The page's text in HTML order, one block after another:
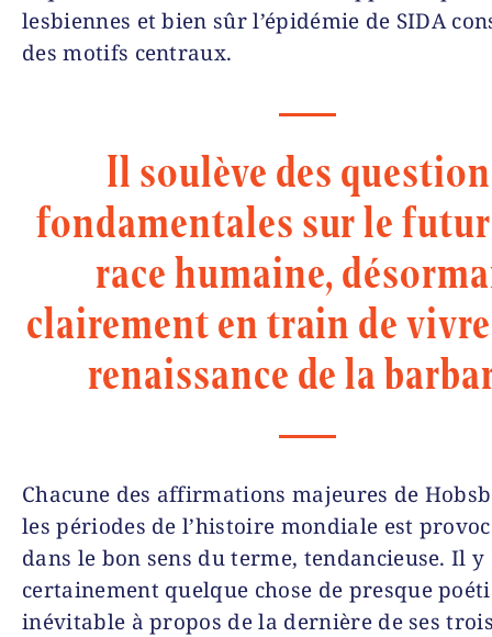
lesbiennes et bien sûr l’épidémie de SIDA
des motifs centraux.
Il soulève des
fondamentales sur le
race humaine,
clairement en train de
renaissance de la
Chacune des affirmations majeures de
les périodes de l’histoire mondiale est
dans le bon sens du terme, tendancieuse. Il y
certainement quelque chose de presque
inévitable à propos de la dernière de ses